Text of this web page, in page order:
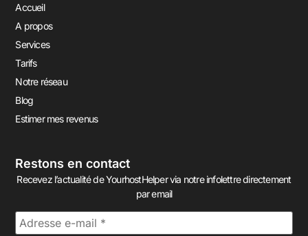
Accueil
A propos
Services
Tarifs
Notre réseau
Blog
Estimer mes revenus
Restons en contact
Recevez l’actualité de YourhostHelper via notre infolettre directement
par email